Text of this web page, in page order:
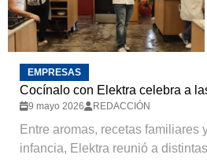
EMPRESAS
Cocínalo con Elektra celebra a
9 mayo 2026 REDACCIÓN
Entre aromas, recetas familiares
infancia, Elektra reunió a